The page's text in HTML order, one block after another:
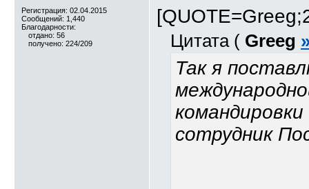
Регистрация: 02.04.2015
Сообщений: 1,440
Благодарности:
отдано: 56
получено: 224/209
Цитата ( Greeg
Так я
сотрудник